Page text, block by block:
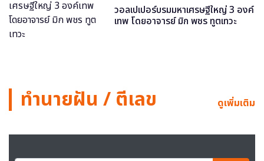
วอลเปเปอร์บรมมหาเศรษฐีใหญ่ 3 องค์
เทพ โดยอาจารย์ มิก พชร ทูตเทวะ
ทำนายฝัน / ตีเลข ดูเพิ่มเติม